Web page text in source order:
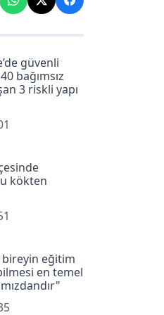
güvenli
bağımsız
3 riskli yapı
kökten
eğitim
en temel